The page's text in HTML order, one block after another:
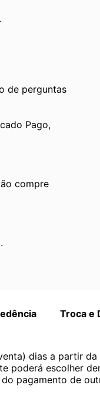
de perguntas
Pago,
compre
Troca e
dias a partir
poderá escolher
pagamento de